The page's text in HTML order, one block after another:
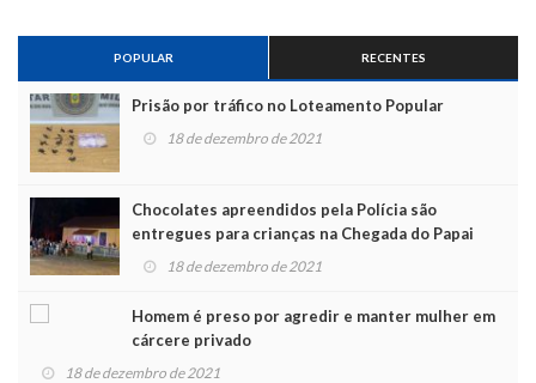
POPULAR RECENTES
Prisão por tráfico no Loteamento Popular
18 de dezembro de 2021
Chocolates apreendidos pela Polícia são
entregues para crianças na Chegada do Papai
Noel
18 de dezembro de 2021
Homem é preso por agredir e manter mulher em
cárcere privado
18 de dezembro de 2021